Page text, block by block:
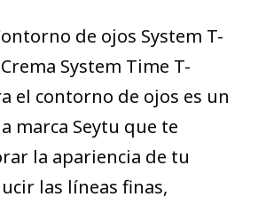
de ojos System T-
System Time T-
el contorno de ojos es un
marca Seytu que te
la apariencia de tu
las líneas finas,